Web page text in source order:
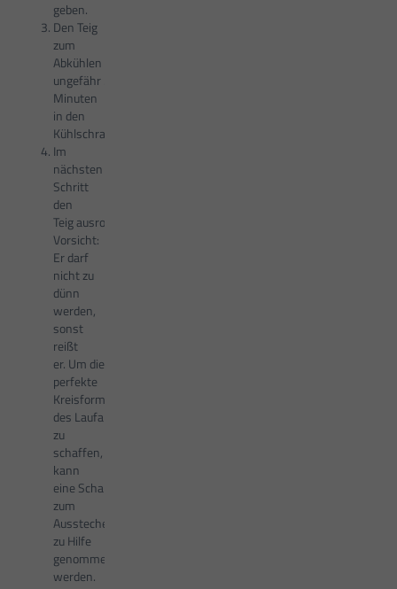
geben.
Den Teig
zum
Abkühlen
ungefähr 30
Minuten
in den
Kühlschrank stellen.
Im
nächsten
Schritt
den
Teig ausrollen.
Vorsicht:
Er darf
nicht zu
dünn
werden,
sonst
reißt
er. Um die
perfekte
Kreisform
des Laufabrauð
zu
schaffen,
kann
eine Schablone
zum
Ausstechen
zu Hilfe
genommen
werden.